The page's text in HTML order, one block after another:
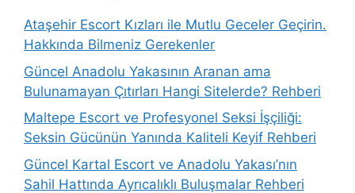
Ataşehir Escort Kızları ile Mutlu Geceler Geçirin.
Hakkında Bilmeniz Gerekenler
Güncel Anadolu Yakasının Aranan ama
Bulunamayan Çıtırları Hangi Sitelerde? Rehberi
Maltepe Escort ve Profesyonel Seksi İşçiliği:
Seksin Gücünün Yanında Kaliteli Keyif Rehberi
Güncel Kartal Escort ve Anadolu Yakası’nın
Sahil Hattında Ayrıcalıklı Buluşmalar Rehberi